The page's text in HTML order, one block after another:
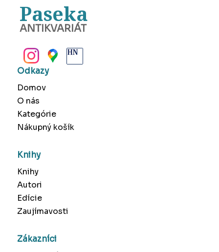
Paseka
ANTIKVARIÁT
Odkazy
Domov
O nás
Kategórie
Nákupný košík
Knihy
Knihy
Autori
Edície
Zaujímavosti
Zákazníci